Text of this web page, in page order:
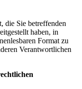
die Sie betreffenden
haben, in
Format zu
Verantwortlichen